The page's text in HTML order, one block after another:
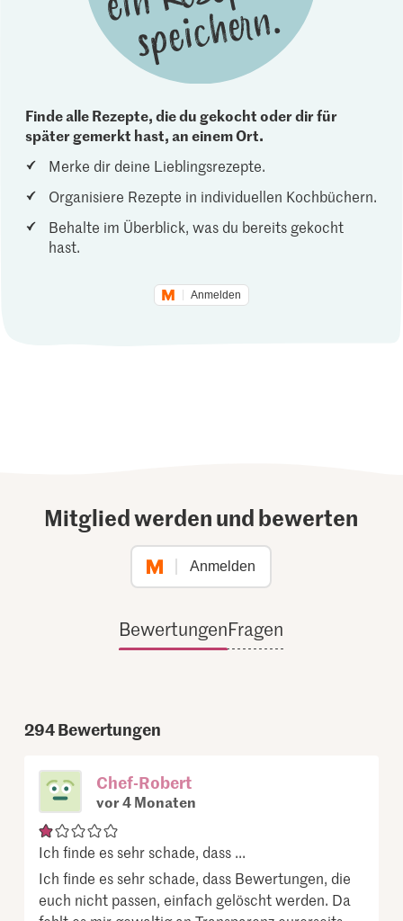
Finde alle Rezepte, die du gekocht oder dir für
später gemerkt hast, an einem Ort.
Merke dir deine Lieblingsrezepte.
Organisiere Rezepte in individuellen Kochbüchern.
Behalte im Überblick, was du bereits gekocht
hast.
Anmelden
Mitglied werden und bewerten
Anmelden
BewertungenFragen
294Bewertungen
Chef-Robert
vor 4 Monaten
Ich finde es sehr schade, dass ...
Ich finde es sehr schade, dass Bewertungen, die
euch nicht passen, einfach gelöscht werden. Da